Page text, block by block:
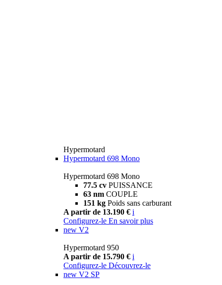
Hypermotard
Hypermotard 698 Mono
Hypermotard 698 Mono
77.5 cv PUISSANCE
63 nm COUPLE
151 kg Poids sans carburant
A partir de 13.190 € i
Configurez-le En savoir plus
new V2
Hypermotard 950
A partir de 15.790 € i
Configurez-le Découvrez-le
new V2 SP